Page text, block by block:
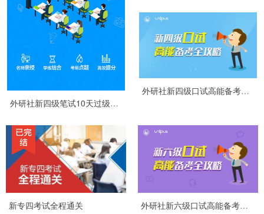
外研社新四级笔试10天过级全规划
外研社新四级口试高能备考全攻略
新专四考试全程通关 外研社新六级口试高能备考全攻略